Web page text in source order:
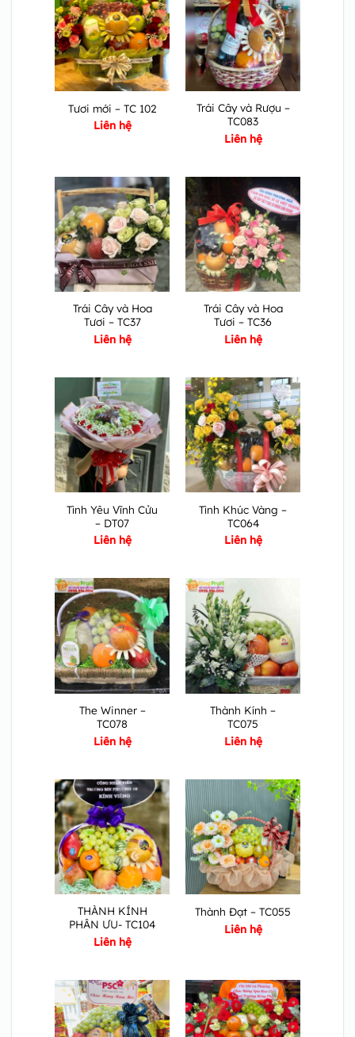
Tươi mới – TC 102
Liên hệ
Trái Cây và Rượu –
TC083
Liên hệ
Trái Cây và Hoa
Tươi – TC37
Liên hệ
Trái Cây và Hoa
Tươi – TC36
Liên hệ
Tình Yêu Vĩnh Cửu
– DT07
Liên hệ
Tình Khúc Vàng –
TC064
Liên hệ
The Winner –
TC078
Liên hệ
Thành Kính –
TC075
Liên hệ
THÀNH KÍNH
PHÂN ƯU- TC104
Liên hệ
Thành Đạt – TC055
Liên hệ